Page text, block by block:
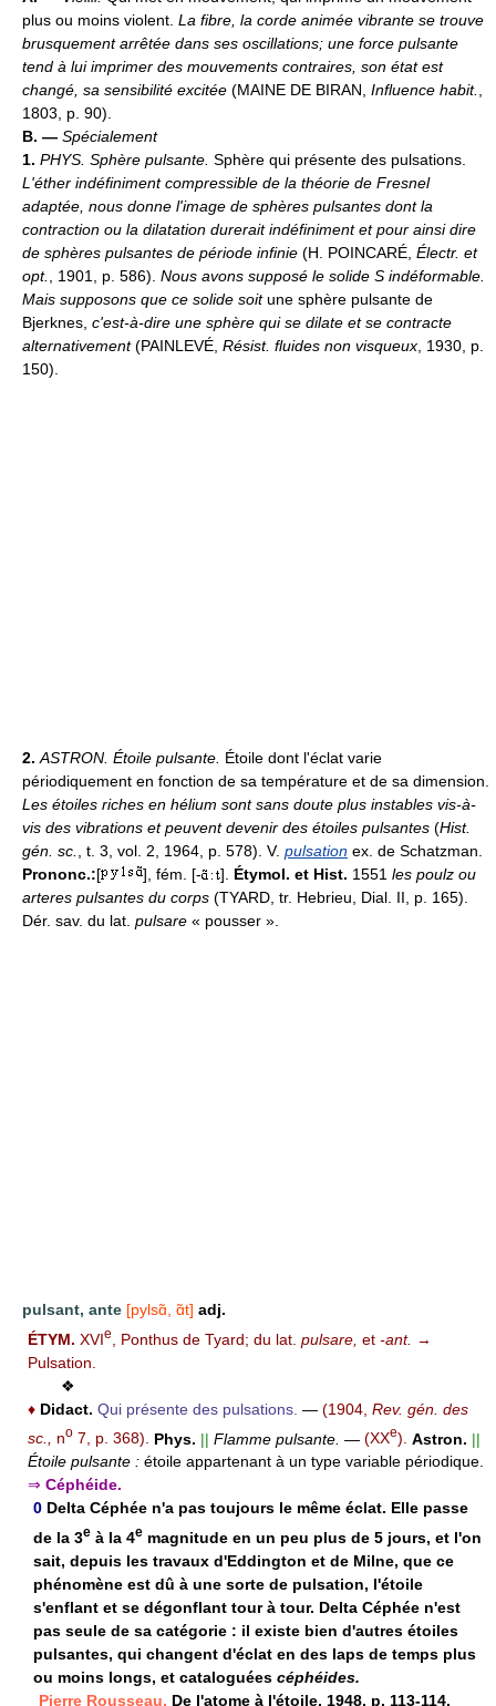
plus ou moins violent. La fibre, la corde animée vibrante se trouve
brusquement arrêtée dans ses oscillations; une force pulsante
tend à lui imprimer des mouvements contraires, son état est
changé, sa sensibilité excitée (MAINE DE BIRAN, Influence habit.
1803, p. 90).
B. — Spécialement
1. PHYS. Sphère pulsante. Sphère qui présente des pulsations.
L'éther indéfiniment compressible de la théorie de Fresnel
adaptée, nous donne l'image de sphères pulsantes dont la
contraction ou la dilatation durerait indéfiniment et pour ainsi dire
de sphères pulsantes de période infinie (H. POINCARÉ, Électr. et
opt.
, 1901, p. 586). Nous avons supposé le solide S indéformable.
Mais supposons que ce solide soitune sphère pulsante de
Bjerknes, c'est-à-dire une sphère qui se dilate et se contracte
alternativement(PAINLEVÉ, Résist. fluides non visqueux , 1930, p.
150).
2. ASTRON. Étoile pulsante. Étoile dont l'éclat varie
périodiquement en fonction de sa température et de sa dimension.
Les étoiles riches en hélium sont sans doute plus instables vis-à-
vis des vibrations et peuvent devenir des étoiles pulsantes (Hist.
gén. sc.
, t. 3, vol. 2, 1964, p. 578). V. pulsation ex. de Schatzman.
Prononc.:[ ], fém. [- ]. Étymol. et Hist. 1551 les poulz ou
arteres pulsantes du corps (TYARD, tr. Hebrieu, Dial. II, p. 165).
Dér. sav. du lat. pulsare « pousser ».
pulsant, ante [pylsɑ̃, ɑ̃t] adj.
ÉTYM. XVIe , Ponthus de Tyard; du lat. pulsare, et -ant. →
Pulsation.
❖
♦ Didact. Qui présente des pulsations. — (1904, Rev. gén. des
sc., no 7, p. 368). Phys. || Flamme pulsante. — (XXe). Astron. ||
Étoile pulsante : étoile appartenant à un type variable périodique.
⇒ Céphéide.
0 Delta Céphée n'a pas toujours le même éclat. Elle passe
de la 3e à la 4e magnitude en un peu plus de 5 jours, et l'on
sait, depuis les travaux d'Eddington et de Milne, que ce
phénomène est dû à une sorte de pulsation, l'étoile
s'enflant et se dégonflant tour à tour. Delta Céphée n'est
pas seule de sa catégorie : il existe bien d'autres étoiles
pulsantes, qui changent d'éclat en des laps de temps plus
ou moins longs, et cataloguées céphéides.
Pierre Rousseau, De l'atome à l'étoile, 1948, p. 113-114.